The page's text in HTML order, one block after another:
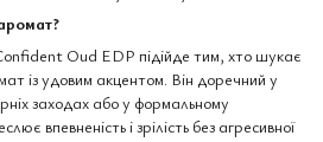
Oud EDP підійде тим, хто шукає
із удовим акцентом. Він доречний у
заходах або у формальному
впевненість і зрілість без агресивної